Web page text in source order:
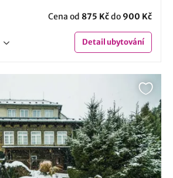
Cena od 875 Kčdo 900 Kč
Detailubytování